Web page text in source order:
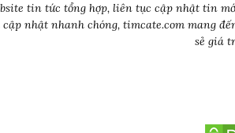
tin tức tổng hợp, liên tục cập nhật tin
nhật nhanh chóng, timcate.com mang
sẻ giá